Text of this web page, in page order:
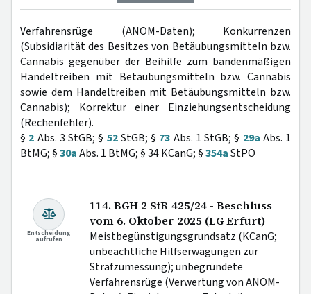
Verfahrensrüge (ANOM-Daten); Konkurrenzen
(Subsidiarität des Besitzes von Betäubungsmitteln bzw.
Cannabis gegenüber der Beihilfe zum bandenmäßigen
Handeltreiben mit Betäubungsmitteln bzw. Cannabis
sowie dem Handeltreiben mit Betäubungsmitteln bzw.
Cannabis); Korrektur einer Einziehungsentscheidung
(Rechenfehler).
§ 2 Abs. 3 StGB; § 52StGB; § 73 Abs. 1 StGB; § 29a Abs. 1
BtMG; §30aAbs. 1 BtMG; § 34 KCanG; §354aStPO
Entscheidung
aufrufen
114. BGH 2 StR 425/24 - Beschluss
vom 6. Oktober 2025 (LG Erfurt)
Meistbegünstigungsgrundsatz (KCanG;
unbeachtliche Hilfserwägungen zur
Strafzumessung); unbegründete
Verfahrensrüge (Verwertung von ANOM-